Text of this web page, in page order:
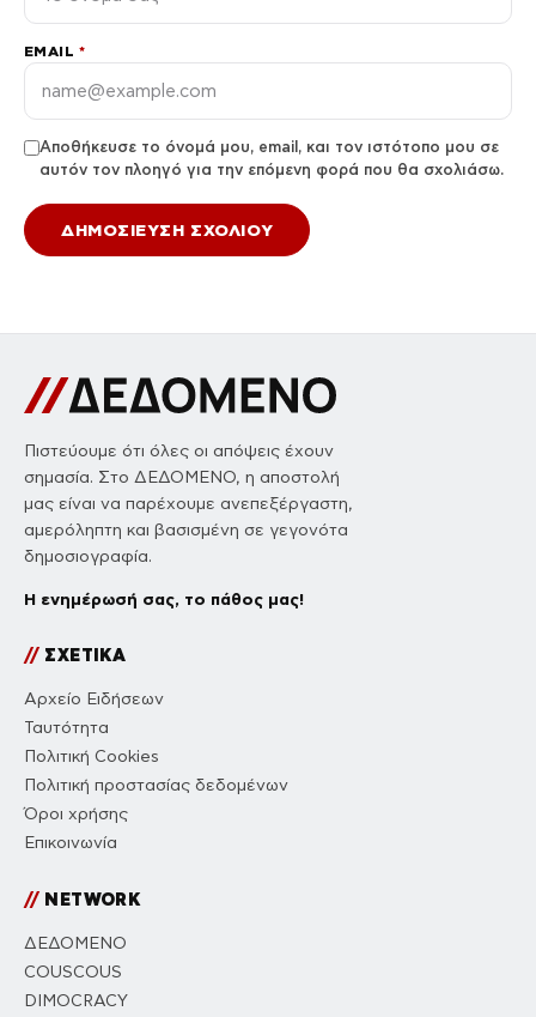
EMAIL *
Αποθήκευσε το όνομά μου, email, και τον ιστότοπο μου σε
αυτόν τον πλοηγό για την επόμενη φορά που θα σχολιάσω.
Πιστεύουμε ότι όλες οι απόψεις έχουν
σημασία. Στο ΔΕΔΟΜΕΝΟ, η αποστολή
μας είναι να παρέχουμε ανεπεξέργαστη,
αμερόληπτη και βασισμένη σε γεγονότα
δημοσιογραφία.
Η ενημέρωσή σας, το πάθος μας!
//ΣΧΕΤΙΚΑ
Αρχείο Ειδήσεων
Ταυτότητα
Πολιτική Cookies
Πολιτική προστασίας δεδομένων
Όροι χρήσης
Επικοινωνία
//NETWORK
ΔΕΔΟΜΕΝΟ
COUSCOUS
DIMOCRACY